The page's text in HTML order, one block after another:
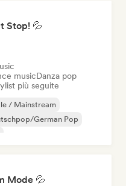
Stop! 💦
musicDanza pop
più seguite
/ Mainstream
German Pop
Mode 💦